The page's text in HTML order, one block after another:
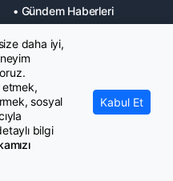
• Gündem Haberleri
• KPSS Haberleri
• Eğitim Haberleri
• Maaş Verileri Haberleri
daha iyi,
etmek,
sosyal
bilgi
Kabul Et